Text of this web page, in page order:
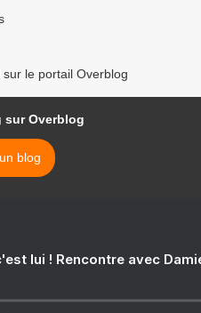
le portail Overblog
sur Overblog
blog
lui ! Rencontre avec